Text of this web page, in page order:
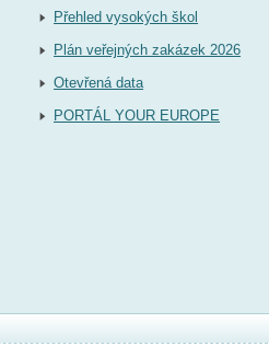
Přehled vysokých škol
Plán veřejných zakázek 2026
Otevřená data
PORTÁL YOUR EUROPE